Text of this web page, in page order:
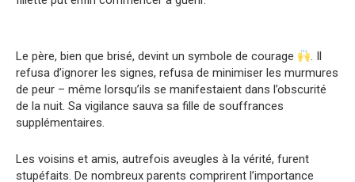
Le père, bien que brisé, devint un symbole de courage
. Il
refusa d’ignorer les signes, refusa de minimiser les murmures
de peur – même lorsqu’ils se manifestaient dans l’obscurité
de la nuit. Sa vigilance sauva sa fille de souffrances
supplémentaires.
Les voisins et amis, autrefois aveugles à la vérité, furent
stupéfaits. De nombreux parents comprirent l’importance